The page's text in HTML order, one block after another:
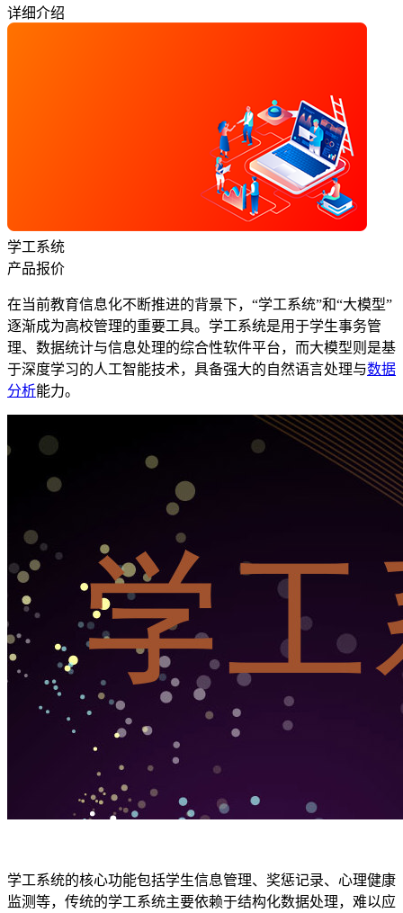
详细介绍
学工系统
产品报价
在当前教育信息化不断推进的背景下，“学工系统”和“大模型”
逐渐成为高校管理的重要工具。学工系统是用于学生事务管
理、数据统计与信息处理的综合性软件平台，而大模型则是基
于深度学习的人工智能技术，具备强大的自然语言处理与数据
分析能力。
学工系统的核心功能包括学生信息管理、奖惩记录、心理健康
监测等，传统的学工系统主要依赖于结构化数据处理，难以应